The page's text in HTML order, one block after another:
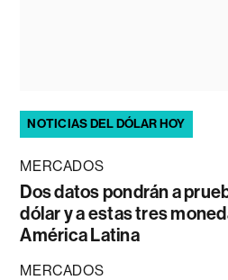
NOTICIAS DEL DÓLAR HOY
MERCADOS
Dos datos pondrán a
dólar y a estas tres
América Latina
MERCADOS